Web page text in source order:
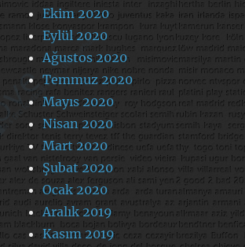
Ekim 2020
Eylül 2020
Ağustos 2020
Temmuz 2020
Mayıs 2020
Nisan 2020
Mart 2020
Şubat 2020
Ocak 2020
Aralık 2019
Kasım 2019